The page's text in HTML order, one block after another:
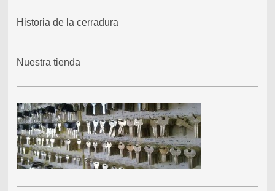
Historia de la cerradura
Nuestra tienda